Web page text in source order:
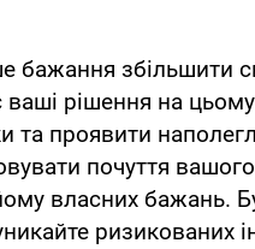
бажання збільшити
рішення на
та проявити
почуття
власних бажань.
ризикованих